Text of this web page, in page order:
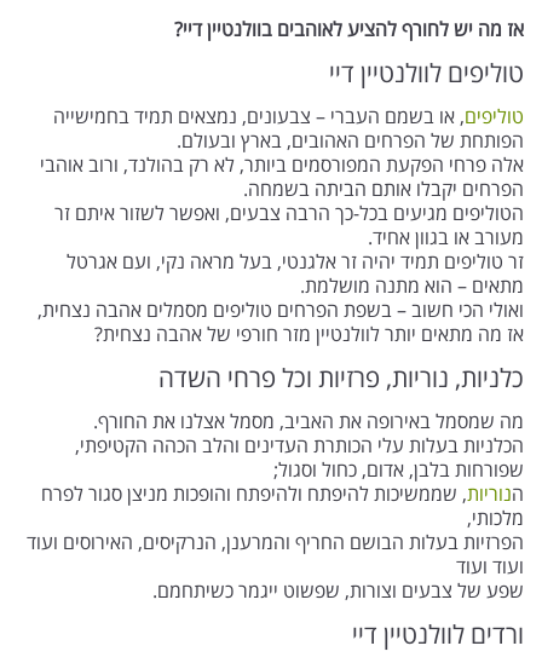
אז מה יש לחורף להציע לאוהבים בוולנטיין דיי?
טוליפים לוולנטיין דיי
טוליפים, או בשמם העברי – צבעונים, נמצאים תמיד בחמישייה
הפותחת של הפרחים האהובים, בארץ ובעולם.
אלה פרחי הפקעת המפורסמים ביותר, לא רק בהולנד, ורוב אוהבי
הפרחים יקבלו אותם הביתה בשמחה.
הטוליפים מגיעים בכל-כך הרבה צבעים, ואפשר לשזור איתם זר
מעורב או בגוון אחיד.
זר טוליפים תמיד יהיה זר אלגנטי, בעל מראה נקי, ועם אגרטל
מתאים – הוא מתנה מושלמת.
ואולי הכי חשוב – בשפת הפרחים טוליפים מסמלים אהבה נצחית,
אז מה מתאים יותר לוולנטיין מזר חורפי של אהבה נצחית?
כלניות, נוריות, פרזיות וכל פרחי השדה
מה שמסמל באירופה את האביב, מסמל אצלנו את החורף.
הכלניות בעלות עלי הכותרת העדינים והלב הכהה הקטיפתי,
שפורחות בלבן, אדום, כחול וסגול;
הנוריות, שממשיכות להיפתח ולהיפתח והופכות מניצן סגור לפרח
מלכותי,
הפרזיות בעלות הבושם החריף והמרענן, הנרקיסים, האירוסים ועוד
ועוד ועוד
שפע של צבעים וצורות, שפשוט ייגמר כשיתחמם.
ורדים לוולנטיין דיי